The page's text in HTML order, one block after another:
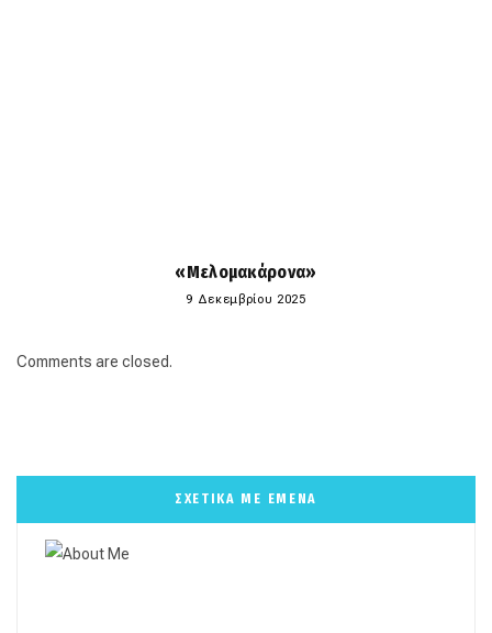
«Μελομακάρονα»
9 Δεκεμβρίου 2025
Comments are closed.
ΣΧΕΤΙΚΑ ΜΕ ΕΜΕΝΑ